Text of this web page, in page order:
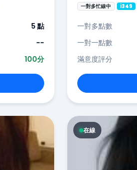
5 點
--
100分
一對多忙線中 i349
一對多點數
一對一點數
滿意度評分
在線